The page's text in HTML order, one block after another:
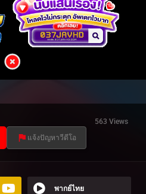
563 Views
แจ้งปัญหาวีดีโอ
พากย์ไทย